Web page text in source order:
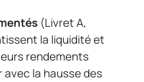
(Livret A,
la liquidité et
rendements
avec la hausse des